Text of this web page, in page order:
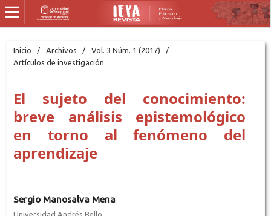
Inicio / Archivos / Vol. 3 Núm. 1 (2017)
/
Artículos de investigación
El sujeto del conocimiento:
breve análisis epistemológico
en torno al fenómeno del
aprendizaje
Sergio Manosalva Mena
Universidad Andrés Bello